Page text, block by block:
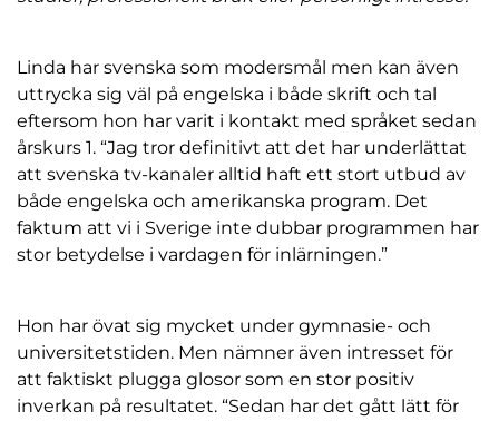
Linda har svenska som modersmål men kan även
uttrycka sig väl på engelska i både skrift och tal
eftersom hon har varit i kontakt med språket sedan
årskurs 1. “Jag tror definitivt att det har underlättat
att svenska tv-kanaler alltid haft ett stort utbud av
både engelska och amerikanska program. Det
faktum att vi i Sverige inte dubbar programmen har
stor betydelse i vardagen för inlärningen.”
Hon har övat sig mycket under gymnasie- och
universitetstiden. Men nämner även intresset för
att faktiskt plugga glosor som en stor positiv
inverkan på resultatet. “Sedan har det gått lätt för